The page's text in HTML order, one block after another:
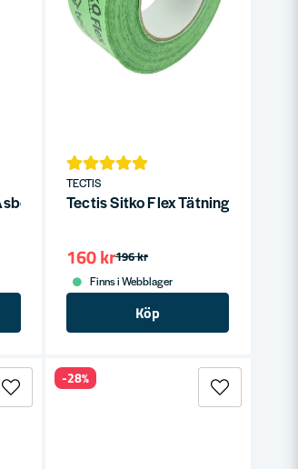
240L Gul/Vit, 100% återvunnen
TECTIS
Tectis Sitko Flex Tätningstejp
196 kr
160 kr
Finns i Webblager
Köp
-28%